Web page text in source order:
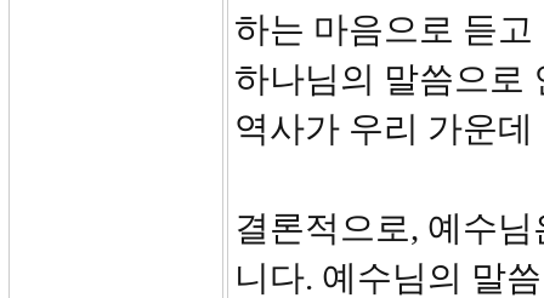
하는 마음으로 듣
하나님의 말씀으로
역사가 우리 가운
결론적으로, 예수
니다. 예수님의 말